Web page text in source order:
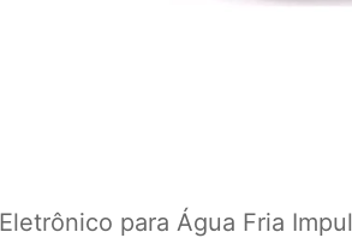
para Água Fria